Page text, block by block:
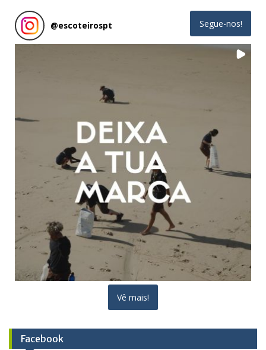
@escoteirospt Segue-nos!
Vê mais!
Facebook